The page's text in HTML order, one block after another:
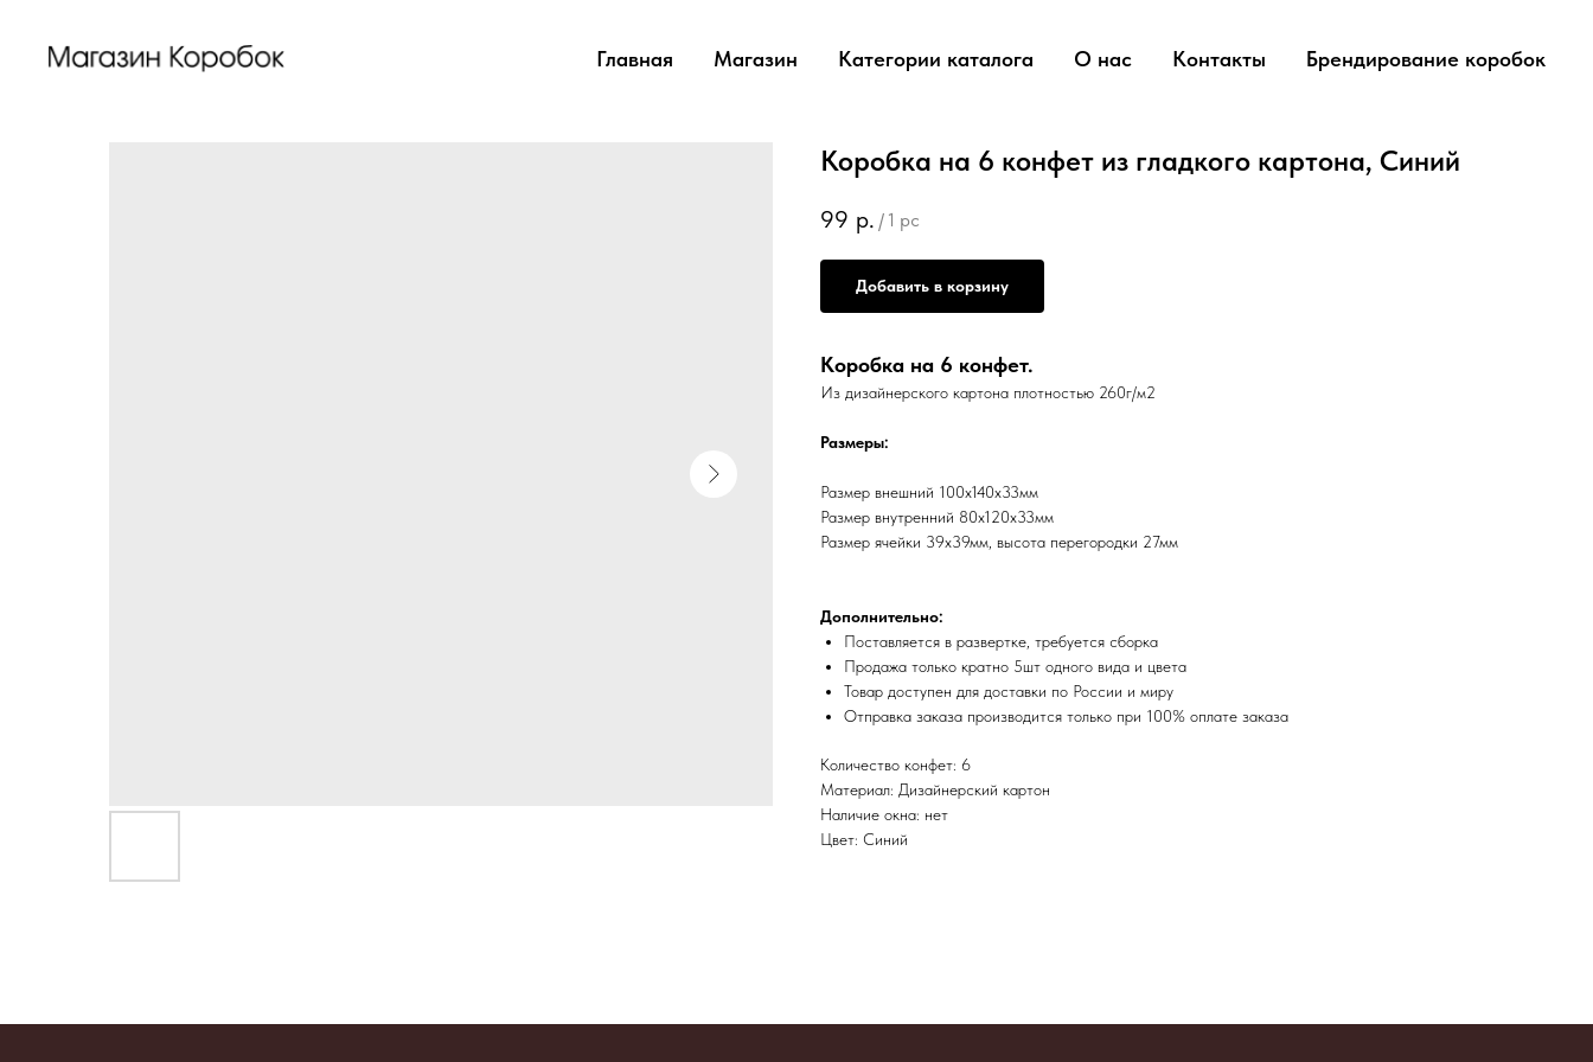
Главная Магазин Категории каталога О нас Контакты Брендирование коробок
Коробка на 6 конфет из гладкого картона, Синий
99 р. / 1 pc
Добавить в корзину
Коробка на 6 конфет.
Из дизайнерского картона плотностью 260г/м2
Размеры:
Размер внешний 100х140х33мм
Размер внутренний 80х120х33мм
Размер ячейки 39х39мм, высота перегородки 27мм
Дополнительно:
Поставляется в развертке, требуется сборка
Продажа только кратно 5шт одного вида и цвета
Товар доступен для доставки по России и миру
​Отправка заказа производится только при 100% оплате заказа
Количество конфет: 6
Материал: Дизайнерский картон
Наличие окна: нет
Цвет: Синий